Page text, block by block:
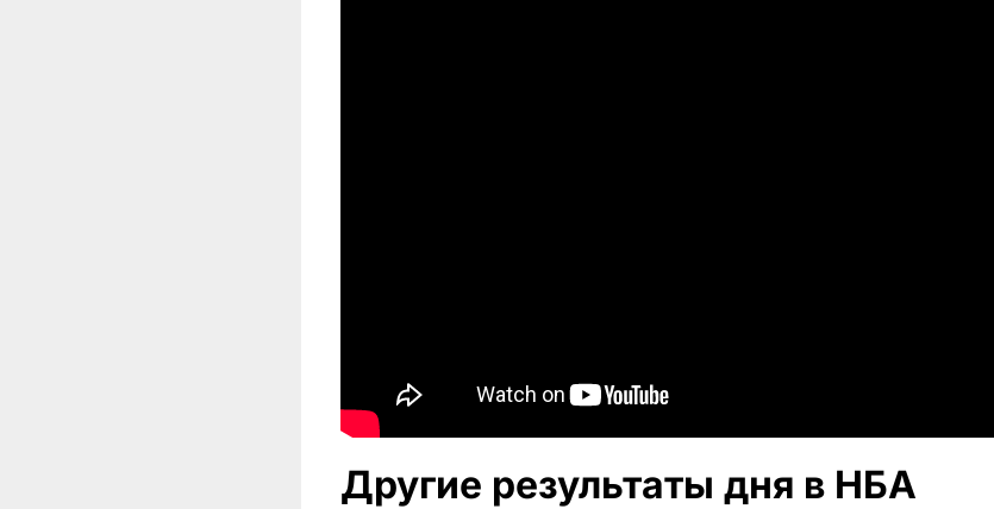
Другие результаты дня в НБА